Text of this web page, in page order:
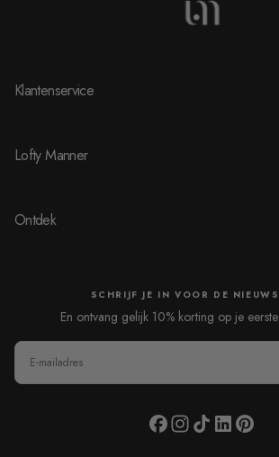
Klantenservice
Lofty Manner
Ontdek
SCHRIJF JE IN VOOR DE
En ontvang gelijk 10% korting op je
E-
MAIL